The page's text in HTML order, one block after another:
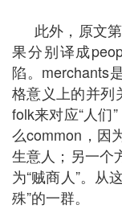
此外，原文
果分别译成
陷。merchants
格意义上的并列
folk来对应“人们
么common，因
生意人；另一个
为“贼商人”。从
殊”的一群。